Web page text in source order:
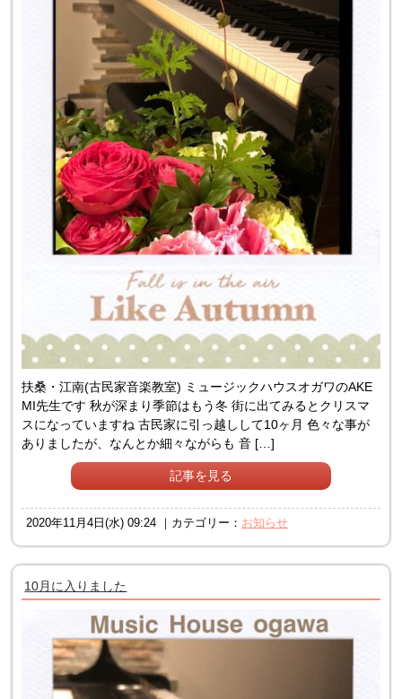
扶桑・江南(古民家音楽教室) ミュージックハウスオガワのAKE
MI先生です 秋が深まり季節はもう冬 街に出てみるとクリスマ
スになっていますね 古民家に引っ越しして10ヶ月 色々な事が
ありましたが、なんとか細々ながらも 音 […]
記事を見る
2020年11月4日(水) 09:24 ｜カテゴリー： お知らせ
10月に入りました